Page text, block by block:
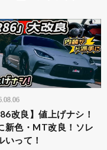
改良】値上げナシ！
新色・MT改良！ソレ
いって！